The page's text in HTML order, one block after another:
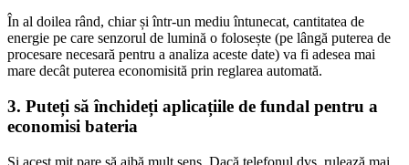
În al doilea rând, chiar și într-un mediu întunecat, cantitatea de
energie pe care senzorul de lumină o folosește (pe lângă puterea de
procesare necesară pentru a analiza aceste date) va fi adesea mai
mare decât puterea economisită prin reglarea automată.
3. Puteți să închideți aplicațiile de fundal pentru a
economisi bateria
Și acest mit pare să aibă mult sens. Dacă telefonul dvs. rulează mai